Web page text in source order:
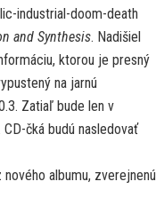
industrial-doom-death
and Synthesis. Nadišiel
ktorou je presný
na jarnú
Zatiaľ bude len v
čká budú nasledovať
albumu, zverejnenú